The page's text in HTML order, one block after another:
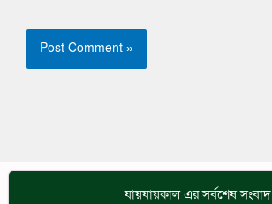
যায়যায়কাল এর সর্বশেষ সংবাদ